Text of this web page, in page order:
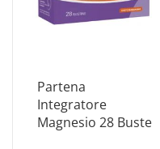
Partena
Integratore
Magnesio 28 Buste